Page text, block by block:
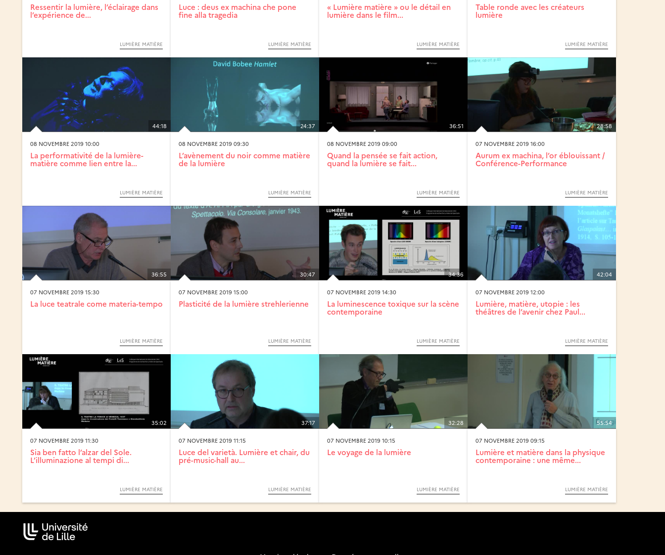
Ressentir la lumière, l’éclairage dans
l’expérience de...
LUMIÈRE MATIÈRE
Luce : deus ex machina che pone
fine alla tragedia
LUMIÈRE MATIÈRE
« Lumière matière » ou le détail en
lumière dans le film...
LUMIÈRE MATIÈRE
Table ronde avec les créateurs
lumière
LUMIÈRE MATIÈRE
44:18
08 NOVEMBRE 2019 10:00
La performativité de la lumière-
matière comme lien entre la...
LUMIÈRE MATIÈRE
24:37
08 NOVEMBRE 2019 09:30
L’avènement du noir comme matière
de la lumière
LUMIÈRE MATIÈRE
36:51
08 NOVEMBRE 2019 09:00
Quand la pensée se fait action,
quand la lumière se fait...
LUMIÈRE MATIÈRE
28:58
07 NOVEMBRE 2019 16:00
Aurum ex machina, l’or éblouissant /
Conférence-Performance
LUMIÈRE MATIÈRE
36:55
07 NOVEMBRE 2019 15:30
La luce teatrale come materia-tempo
LUMIÈRE MATIÈRE
30:47
07 NOVEMBRE 2019 15:00
Plasticité de la lumière strehlerienne
LUMIÈRE MATIÈRE
34:36
07 NOVEMBRE 2019 14:30
La luminescence toxique sur la scène
contemporaine
LUMIÈRE MATIÈRE
42:04
07 NOVEMBRE 2019 12:00
Lumière, matière, utopie : les
théâtres de l’avenir chez Paul...
LUMIÈRE MATIÈRE
35:02
07 NOVEMBRE 2019 11:30
Sia ben fatto l’alzar del Sole.
L’illuminazione al tempi di...
LUMIÈRE MATIÈRE
37:17
07 NOVEMBRE 2019 11:15
Luce del varietà. Lumière et chair, du
pré-music-hall au...
LUMIÈRE MATIÈRE
32:28
07 NOVEMBRE 2019 10:15
Le voyage de la lumière
LUMIÈRE MATIÈRE
55:54
07 NOVEMBRE 2019 09:15
Lumière et matière dans la physique
contemporaine : une même...
LUMIÈRE MATIÈRE